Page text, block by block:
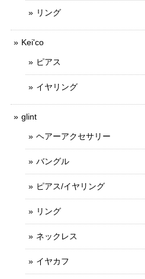
リング
Kei'co
ピアス
イヤリング
glint
ヘアーアクセサリー
バングル
ピアス/イヤリング
リング
ネックレス
イヤカフ